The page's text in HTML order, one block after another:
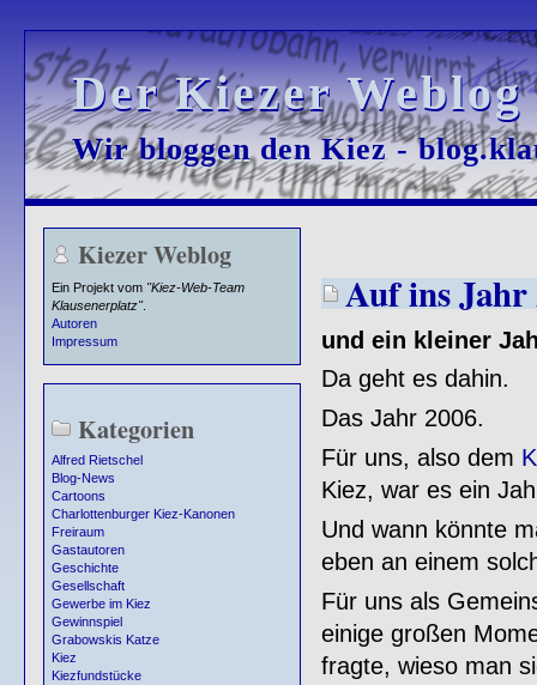
Der Kiezer
Der Kiezer
Wir bloggen den Kiez -
Wir bloggen den Kiez -
Kiezer Weblog
Ein Projekt vom "Kiez-Web-Team
Klausenerplatz".
Autoren
Impressum
Kategorien
Alfred Rietschel
Blog-News
Cartoons
Charlottenburger Kiez-Kanonen
Freiraum
Gastautoren
Geschichte
Gesellschaft
Gewerbe im Kiez
Gewinnspiel
Grabowskis Katze
Kiez
Kiezfundstücke
Auf ins Jahr
und ein kleiner
Da geht es dahin.
Das Jahr 2006.
Für uns, also dem
Kiez, war es ein
Und wann könnte
eben an einem
Für uns als
einige großen
fragte, wieso man